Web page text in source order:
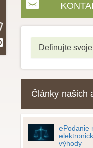
Definujte
Články našich
ePodanie
výhody